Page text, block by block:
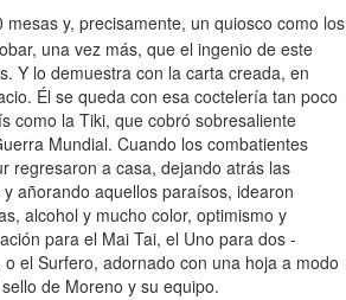
mesas y, precisamente, un quiosco como los
una vez más, que el ingenio de este
Y lo demuestra con la carta creada, en
Él se queda con esa coctelería tan poco
como la Tiki, que cobró sobresaliente
Mundial. Cuando los combatientes
regresaron a casa, dejando atrás las
añorando aquellos paraísos, idearon
alcohol y mucho color, optimismo y
para el Mai Tai, el Uno para dos -
el Surfero, adornado con una hoja a modo
de Moreno y su equipo.